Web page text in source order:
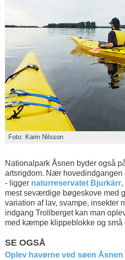
Foto: Karin Nilsson
Nationalpark Åsnen byder også
artsrigdom. Nær hovedindgangen
- ligger naturreservatet Bjurkärr,
mest seværdige bøgeskove med
variation af lav, svampe, insekter
indgang Trollberget kan man
med kæmpe klippeblokke og små
SE OGSÅ
Oplev havørne ved søen Åsnen